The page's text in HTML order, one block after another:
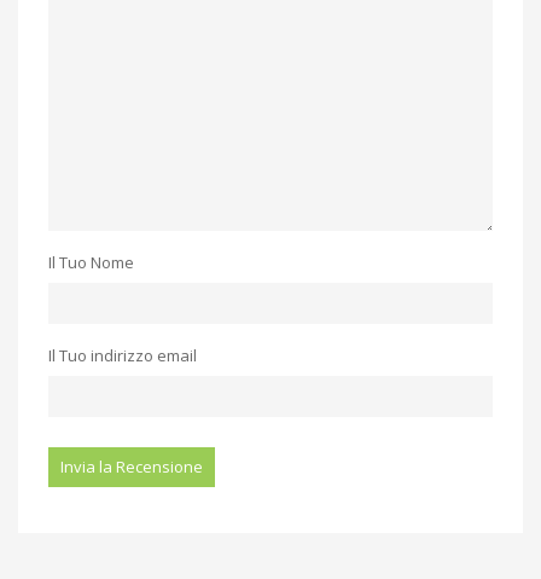
Il Tuo Nome
Il Tuo indirizzo email